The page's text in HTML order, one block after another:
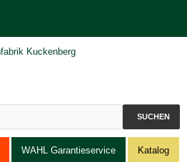
SUCHEN
WAHL Garantieservice Katalog